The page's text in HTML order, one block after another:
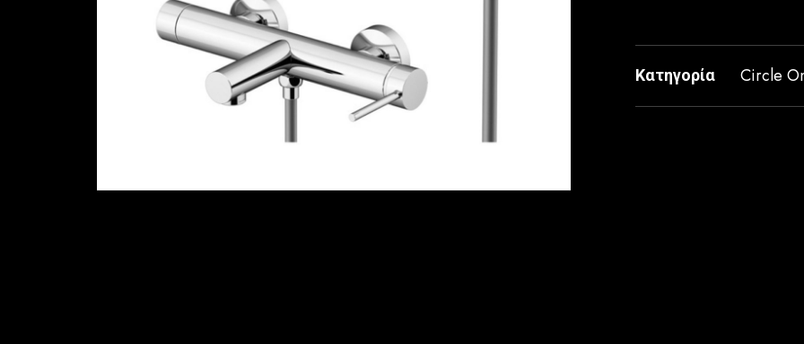
Κατηγορία Circle